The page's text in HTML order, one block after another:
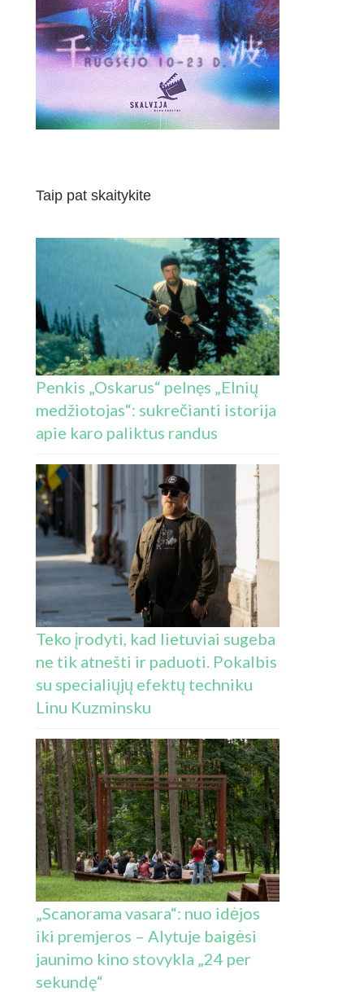
Taip pat skaitykite
Penkis „Oskarus“ pelnęs „Elnių
medžiotojas“: sukrečianti istorija
apie karo paliktus randus
Teko įrodyti, kad lietuviai sugeba
ne tik atnešti ir paduoti. Pokalbis
su specialiųjų efektų techniku
Linu Kuzminsku
„Scanorama vasara“: nuo idėjos
iki premjeros – Alytuje baigėsi
jaunimo kino stovykla „24 per
sekundę“